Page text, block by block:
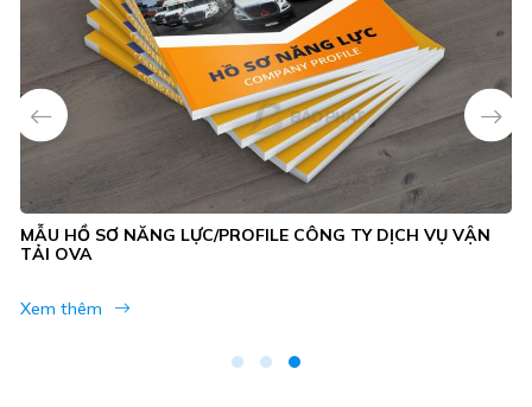
MẪU HỒ SƠ NĂNG LỰC/PROFILE CÔNG TY DỊCH VỤ VẬN
TẢI OVA
Xem thêm